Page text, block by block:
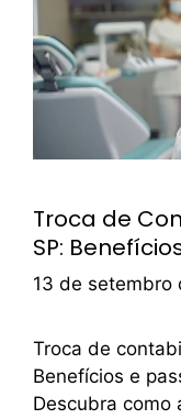
Troca de
SP:
13 de setembro
Troca de
Benefícios e
Descubra como